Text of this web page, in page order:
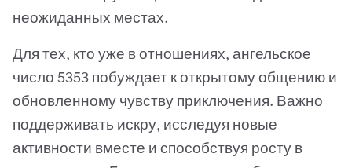
неожиданных местах.
Для тех, кто уже в отношениях, ангельское
число 5353 побуждает к открытому общению и
обновленному чувству приключения. Важно
поддерживать искру, исследуя новые
активности вместе и способствуя росту в